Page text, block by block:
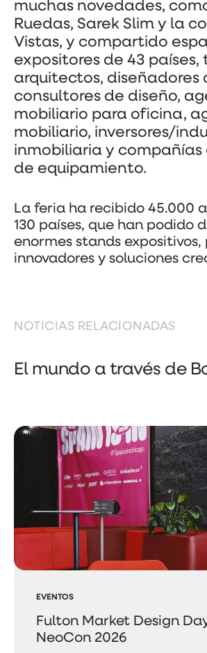
muchas novedades,
Ruedas, Sarek Slim y la
Vistas, y compartido
expositores de 43 países,
arquitectos, diseñadores
consultores de diseño,
mobiliario para oficina,
mobiliario, inversores/
inmobiliaria y compañías
de equipamiento.
La feria ha recibido 45.000
130 países, que han podido
enormes stands expositivos,
innovadores y soluciones
NOTICIAS RELACIONADAS
El mundo a través de
EVENTOS
Fulton Market Design
NeoCon 2026